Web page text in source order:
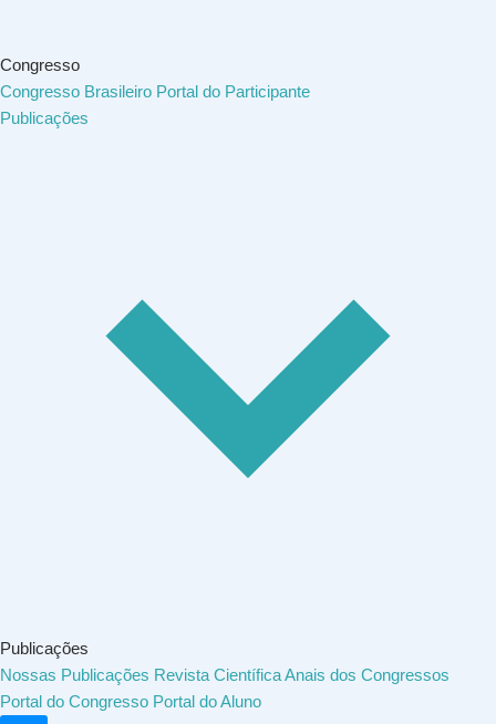
Congresso
Congresso Brasileiro Portal do Participante
Publicações
Publicações
Nossas Publicações Revista CientíficaAnais dos Congressos
Portal do Congresso Portal do Aluno